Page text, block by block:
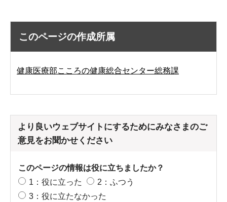
このページの作成所属
健康医療部こころの健康総合センター総務課
より良いウェブサイトにするためにみなさまのご
意見をお聞かせください
このページの情報は役に立ちましたか？
1：役に立った
2：ふつう
3：役に立たなかった